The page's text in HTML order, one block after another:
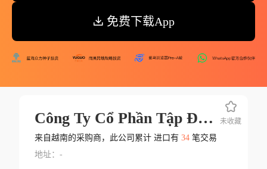
免费下载App
Công Ty Cổ Phần Tập Đoàn Công Nghiệp Quang Trung
来自越南的采购商，此公司累计 进口有 34笔交易
地址：-
未收藏